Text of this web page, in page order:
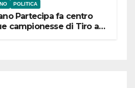
POLITICA
Partecipa fa centro
campionesse di Tiro a